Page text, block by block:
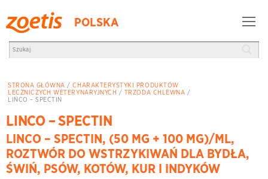
POLSKA
STRONA GŁÓWNA /CHARAKTERYSTYKI PRODUKTÓW
LECZNICZYCH WETERYNARYJNYCH / TRZODA CHLEWNA /
LINCO – SPECTIN
LINCO – SPECTIN
LINCO – SPECTIN, (50 MG + 100 MG)/ML,
ROZTWÓR DO WSTRZYKIWAŃ DLA BYDŁA,
ŚWIŃ, PSÓW, KOTÓW, KUR I INDYKÓW